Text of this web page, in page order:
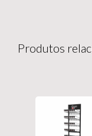
Produtos